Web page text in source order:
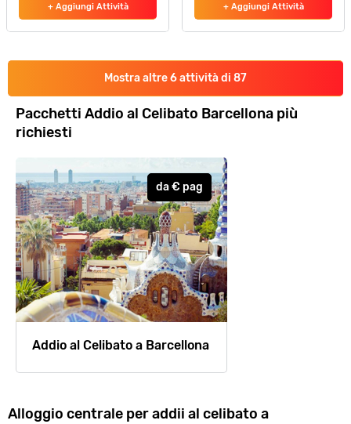
+ Aggiungi Attività + Aggiungi Attività
Mostra altre 6 attività di 87
Pacchetti Addio al Celibato Barcellona più
richiesti
da€ pag
Addio al Celibato a Barcellona
Alloggio centrale per addii al celibato a